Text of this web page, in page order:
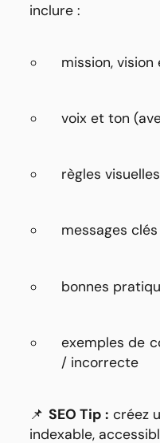
inclure :
mission, vision
voix et ton
règles
messages clés
bonnes
exemples de
/ incorrecte
📌 SEO Tip : créez
indexable,